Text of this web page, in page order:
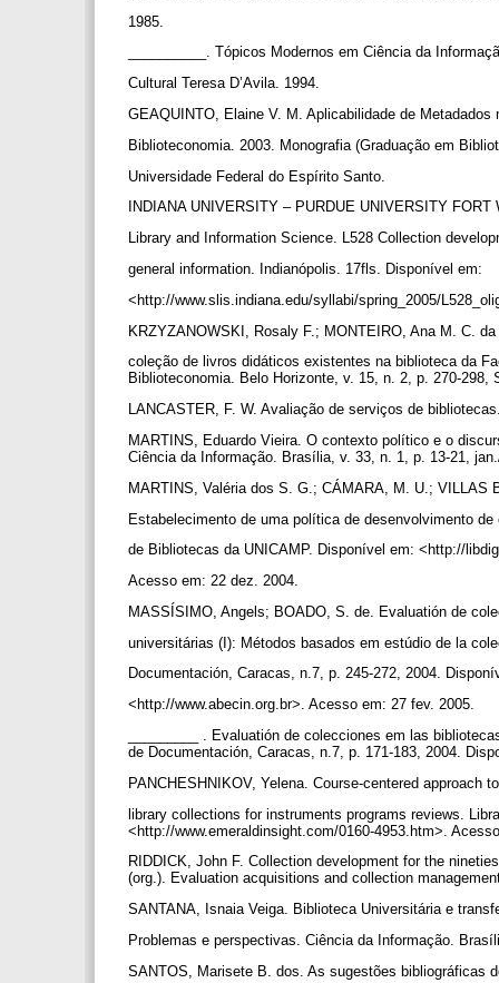
1985.
__________. Tópicos Modernos em Ciência da
Cultural Teresa D’Avila. 1994.
GEAQUINTO, Elaine V. M. Aplicabilidade de Metadados
Biblioteconomia. 2003. Monografia (Graduação em
Universidade Federal do Espírito Santo.
INDIANA UNIVERSITY – PURDUE UNIVERSITY
Library and Information Science. L528 Collection
general information. Indianópolis. 17fls. Disponível em:
<http://www.slis.indiana.edu/syllabi/spring_2005/
KRZYZANOWSKI, Rosaly F.; MONTEIRO, Ana M. C.
coleção de livros didáticos existentes na biblioteca da
Biblioteconomia. Belo Horizonte, v. 15, n. 2, p. 270-298,
LANCASTER, F. W. Avaliação de serviços de
MARTINS, Eduardo Vieira. O contexto político e o
Ciência da Informação. Brasília, v. 33, n. 1, p. 13-21,
MARTINS, Valéria dos S. G.; CÁMARA, M. U.; VILLAS
Estabelecimento de uma política de desenvolvimento
de Bibliotecas da UNICAMP. Disponível em: <http://
Acesso em: 22 dez. 2004.
MASSÍSIMO, Angels; BOADO, S. de. Evaluatión de
universitárias (I): Métodos basados em estúdio de la
Documentación, Caracas, n.7, p. 245-272, 2004.
<http://www.abecin.org.br>. Acesso em: 27 fev. 2005.
_________ . Evaluatión de colecciones em las
de Documentación, Caracas, n.7, p. 171-183, 2004.
PANCHESHNIKOV, Yelena. Course-centered approach
library collections for instruments programs reviews.
<http://www.emeraldinsight.com/0160-4953.htm>.
RIDDICK, John F. Collection development for the
(org.). Evaluation acquisitions and collection
SANTANA, Isnaia Veiga. Biblioteca Universitária e
Problemas e perspectivas. Ciência da Informação.
SANTOS, Marisete B. dos. As sugestões bibliográficas